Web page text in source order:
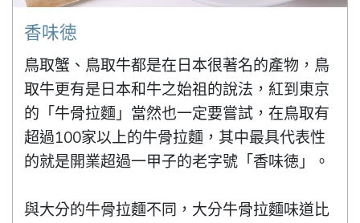
香味徳
鳥取蟹、鳥取牛都是在日本很著名的產物，鳥
取牛更有是日本和牛之始祖的說法，紅到東京
的「牛骨拉麵」當然也一定要嘗試，在鳥取有
超過100家以上的牛骨拉麵，其中最具代表性
的就是開業超過一甲子的老字號「香味徳」。
與大分的牛骨拉麵不同，大分牛骨拉麵味道比